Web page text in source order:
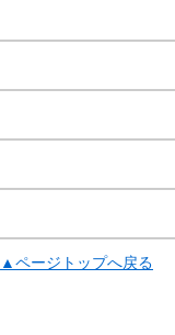
▲ページトップへ戻る